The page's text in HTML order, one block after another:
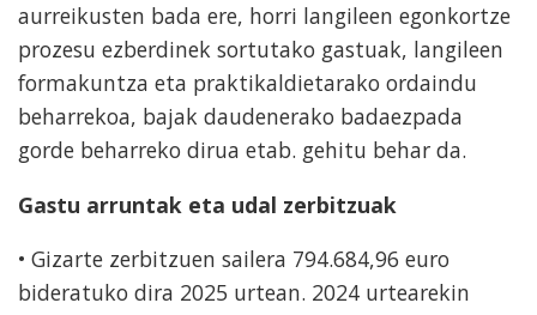
aurreikusten bada ere, horri langileen egonkortze
prozesu ezberdinek sortutako gastuak, langileen
formakuntza eta praktikaldietarako ordaindu
beharrekoa, bajak daudenerako badaezpada
gorde beharreko dirua etab. gehitu behar da.
Gastu arruntak eta udal zerbitzuak
• Gizarte zerbitzuen sailera 794.684,96 euro
bideratuko dira 2025 urtean. 2024 urtearekin